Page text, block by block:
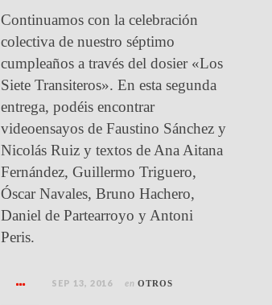
Continuamos con la celebración
colectiva de nuestro séptimo
cumpleaños a través del dosier «Los
Siete Transiteros». En esta segunda
entrega, podéis encontrar
videoensayos de Faustino Sánchez y
Nicolás Ruiz y textos de Ana Aitana
Fernández, Guillermo Triguero,
Óscar Navales, Bruno Hachero,
Daniel de Partearroyo y Antoni
Peris.
SEP 13, 2016 en OTROS